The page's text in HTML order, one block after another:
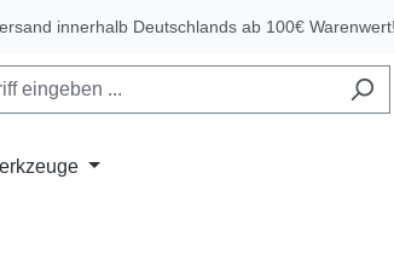
innerhalb Deutschlands ab 100€ Warenwert!